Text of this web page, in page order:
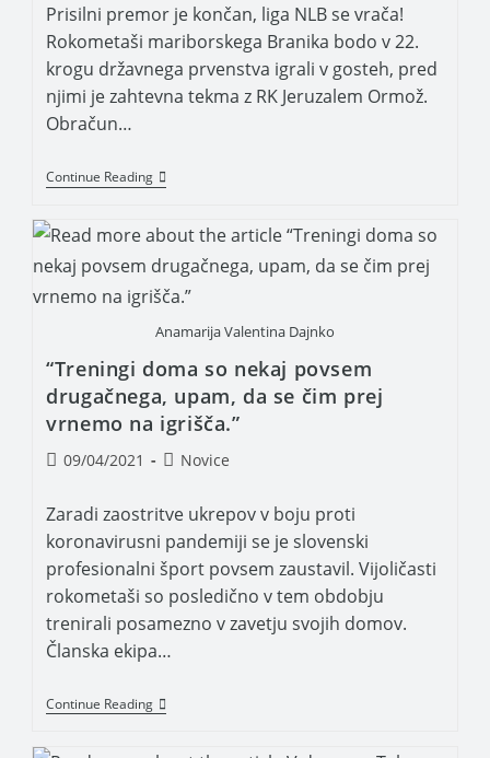
Prisilni premor je končan, liga NLB se vrača!
Rokometaši mariborskega Branika bodo v 22.
krogu državnega prvenstva igrali v gosteh, pred
njimi je zahtevna tekma z RK Jeruzalem Ormož.
Obračun…
Continue Reading
Anamarija Valentina Dajnko
“Treningi doma so nekaj povsem
drugačnega, upam, da se čim prej
vrnemo na igrišča.”
09/04/2021 Novice
Zaradi zaostritve ukrepov v boju proti
koronavirusni pandemiji se je slovenski
profesionalni šport povsem zaustavil. Vijoličasti
rokometaši so posledično v tem obdobju
trenirali posamezno v zavetju svojih domov.
Članska ekipa…
Continue Reading